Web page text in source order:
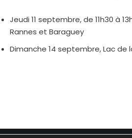
Jeudi 11 septembre, de 11h30 à
Rannes et Baraguey
Dimanche 14 septembre, Lac